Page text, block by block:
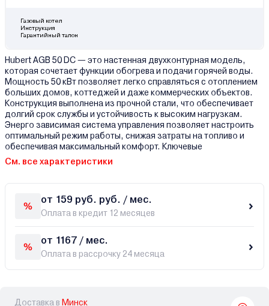
Газовый котел
Инструкция
Гарантийный талон
Hubert AGB 50 DC — это настенная двухконтурная модель,
которая сочетает функции обогрева и подачи горячей воды.
Мощность 50 кВт позволяет легко справляться с отоплением
больших домов, коттеджей и даже коммерческих объектов.
Конструкция выполнена из прочной стали, что обеспечивает
долгий срок службы и устойчивость к высоким нагрузкам.
Энерго зависимая система управления позволяет настроить
оптимальный режим работы, снижая затраты на топливо и
обеспечивая максимальный комфорт. Ключевые
См. все характеристики
от 159 руб. руб. / мес.
Оплата в кредит 12 месяцев
от 1167 / мес.
Оплата в рассрочку 24 месяца
Доставка в Минск